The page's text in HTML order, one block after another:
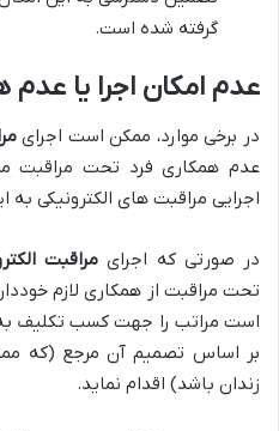
گرفته شده است.
عدم امکان اجرا یا عدم
در برخی موارد، ممکن است اجرای
اجرایی مراقبت های الکترونیکی به
در صورتی که اجرای مراقبت
تحت مراقبت از همکاری لازم
است مراتب را جهت کسب تکلیف به
بر اساس تصمیم آن مرجع (که
زندان باشد) اقدام نماید.